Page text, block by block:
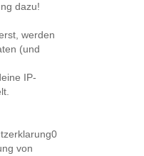
dazu!
werden
(und
IP-
von